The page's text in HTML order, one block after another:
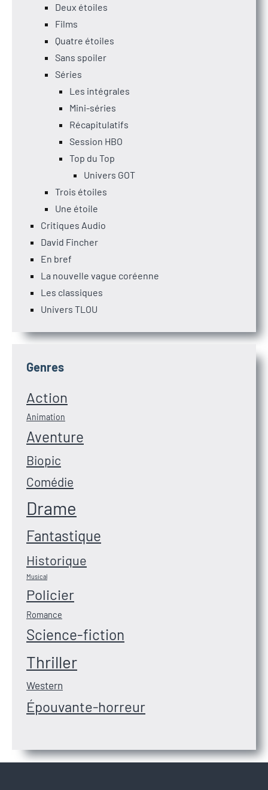
Deux étoiles
Films
Quatre étoiles
Sans spoiler
Séries
Les intégrales
Mini-séries
Récapitulatifs
Session HBO
Top du Top
Univers GOT
Trois étoiles
Une étoile
Critiques Audio
David Fincher
En bref
La nouvelle vague coréenne
Les classiques
Univers TLOU
Genres
Action
Animation
Aventure
Biopic
Comédie
Drame
Fantastique
Historique
Musical
Policier
Romance
Science-fiction
Thriller
Western
Épouvante-horreur